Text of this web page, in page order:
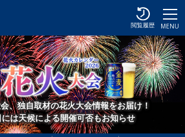
MENU
閲覧履歴
、独自取材の花火大会情報をお届け！
は天候による開催可否もお知らせ